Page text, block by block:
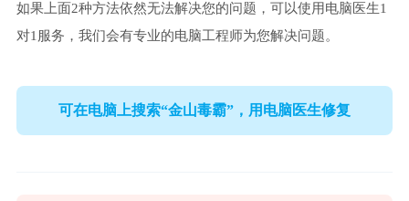
如果上面2种方法依然无法解决您的问题，可以使用电脑医生1
对1服务，我们会有专业的电脑工程师为您解决问题。
可在电脑上搜索“金山毒霸”，用电脑医生修复